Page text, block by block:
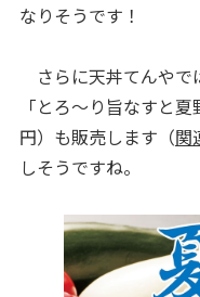
なりそうです！
さらに天丼てんやで
「とろ～り旨なすと
円）も販売します（関
しそうですね。